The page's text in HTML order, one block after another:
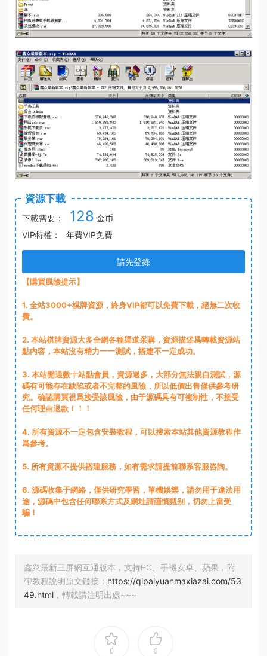
資源下載
下載需要： 128 金币
VIP特權：
年費VIP免費
請先登錄
【購買風險提示】
1. 全站3000+棋牌資源，終身VIP都可以免費下載，絕無二次收
費。
2. 本站棋牌資源大多全網各種渠道采購，資源描述爲轉載資源站
點内容，本站沒有精力一一測試，搭建不一定成功。
3. 本站開通數十站點會員，資源過多，大部分無法親自測試，源
碼有可能存在缺陷或者不完整的風險，所以低價出售僅供參考研
究。确認購買視爲接受該風險，由于源碼具有可複制性，不接受
任何理由退款！！！
4. 所有資源不一定包含安裝教程，可以搜索本站其他資源教程作
爲參考。
5. 所有資源不提供搭建服務，如有需求請提前聯系客服咨詢。
6. 源碼收集于網絡，僅供研究學習，單機娛樂，請勿用于違法用
途，源碼中包含任何聯系方式及網址請謹慎甄别，切勿上當受
騙！
鑫衆最新三屏網互通版本，支持PC、手機安卓、蘋果，附
帶教程說明原文鏈接： https://qipaiyuanmaxiazai.com/53
49.html ，轉載請注明出處~~~
0 0